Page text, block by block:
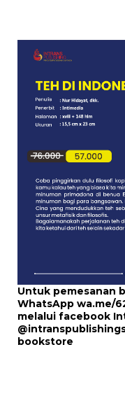
Untuk pemesanan
WhatsApp wa.me/
melalui facebook
bookstore